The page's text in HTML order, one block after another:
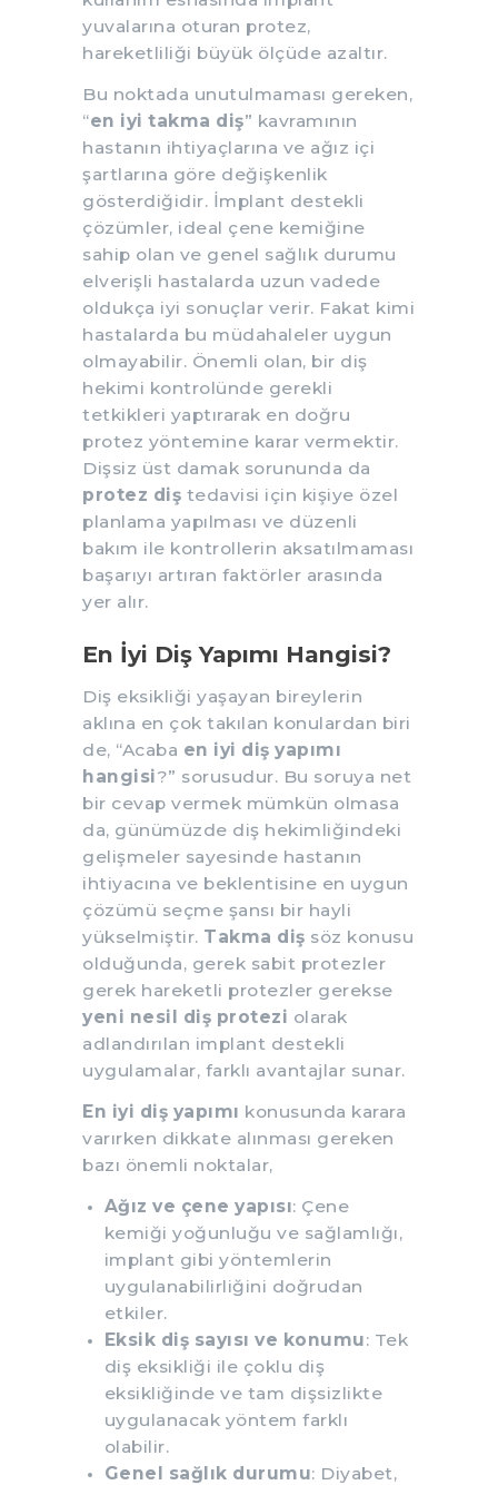
yuvalarına oturan protez,
hareketliliği büyük ölçüde azaltır.
Bu noktada unutulmaması gereken,
“en iyi takma diş” kavramının
hastanın ihtiyaçlarına ve ağız içi
şartlarına göre değişkenlik
gösterdiğidir. İmplant destekli
çözümler, ideal çene kemiğine
sahip olan ve genel sağlık durumu
elverişli hastalarda uzun vadede
oldukça iyi sonuçlar verir. Fakat kimi
hastalarda bu müdahaleler uygun
olmayabilir. Önemli olan, bir diş
hekimi kontrolünde gerekli
tetkikleri yaptırarak en doğru
protez yöntemine karar vermektir.
Dişsiz üst damak sorununda da
protez diş tedavisi için kişiye özel
planlama yapılması ve düzenli
bakım ile kontrollerin aksatılmaması
başarıyı artıran faktörler arasında
yer alır.
En İyi Diş Yapımı Hangisi?
Diş eksikliği yaşayan bireylerin
aklına en çok takılan konulardan biri
de, “Acaba en iyi diş yapımı
hangisi?” sorusudur. Bu soruya net
bir cevap vermek mümkün olmasa
da, günümüzde diş hekimliğindeki
gelişmeler sayesinde hastanın
ihtiyacına ve beklentisine en uygun
çözümü seçme şansı bir hayli
yükselmiştir. Takma diş söz konusu
olduğunda, gerek sabit protezler
gerek hareketli protezler gerekse
yeni nesil diş protezi olarak
adlandırılan implant destekli
uygulamalar, farklı avantajlar sunar.
En iyi diş yapımı konusunda karara
varırken dikkate alınması gereken
bazı önemli noktalar,
Ağız ve çene yapısı: Çene
kemiği yoğunluğu ve sağlamlığı,
implant gibi yöntemlerin
uygulanabilirliğini doğrudan
etkiler.
Eksik diş sayısı ve konumu: Tek
diş eksikliği ile çoklu diş
eksikliğinde ve tam dişsizlikte
uygulanacak yöntem farklı
olabilir.
Genel sağlık durumu: Diyabet,